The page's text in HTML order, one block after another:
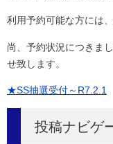
利用予約可能な方には
尚、予約状況につきま
せ致します。
★SS抽選受付～R7.2.1
投稿ナビゲ